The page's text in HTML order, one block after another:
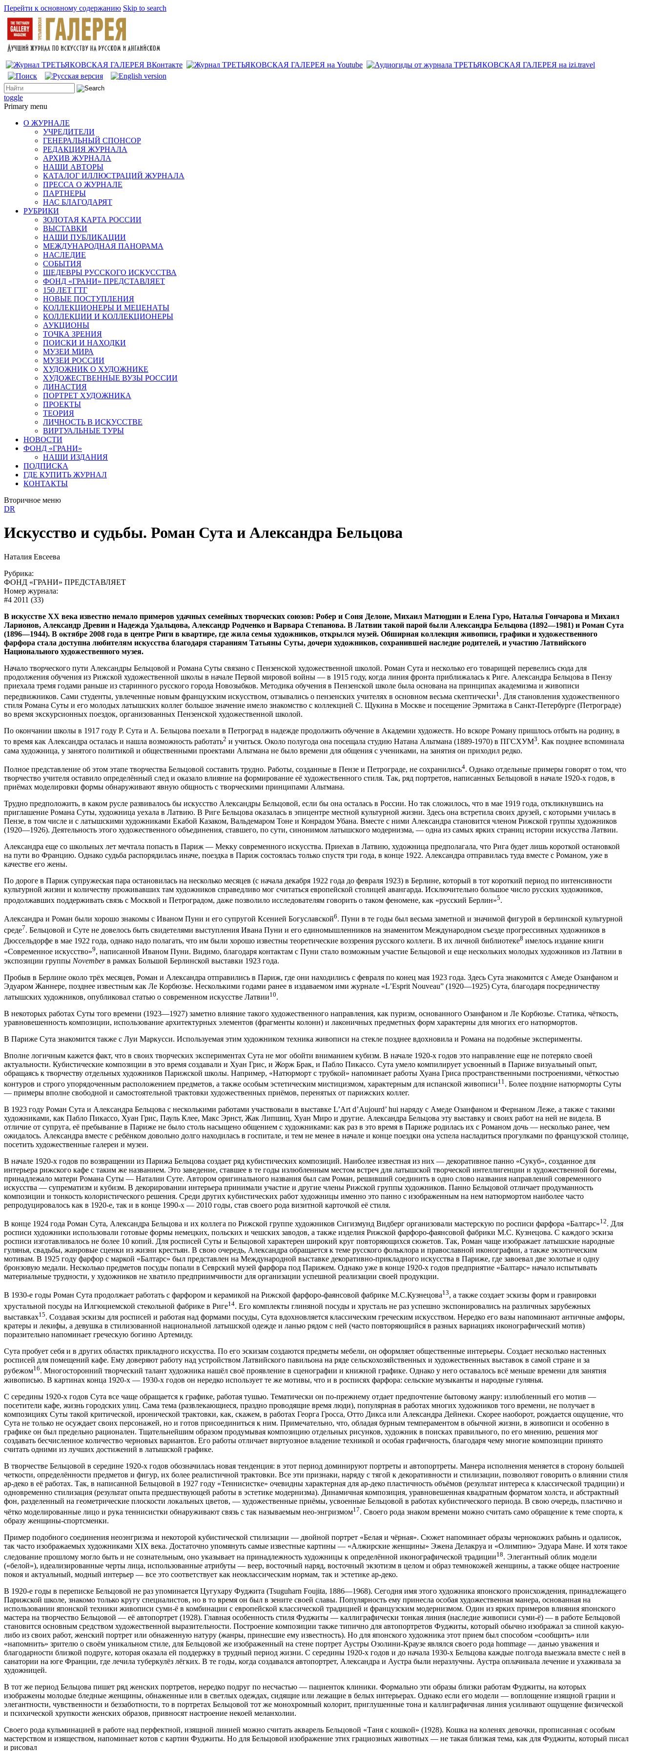
Перейти к основному содержанию Skip to search
toggle
Primary menu
О ЖУРНАЛЕ
УЧРЕДИТЕЛИ
ГЕНЕРАЛЬНЫЙ СПОНСОР
РЕДАКЦИЯ ЖУРНАЛА
АРХИВ ЖУРНАЛА
НАШИ АВТОРЫ
КАТАЛОГ ИЛЛЮСТРАЦИЙ ЖУРНАЛА
ПРЕССА О ЖУРНАЛЕ
ПАРТНЕРЫ
НАС БЛАГОДАРЯТ
РУБРИКИ
ЗОЛОТАЯ КАРТА РОССИИ
ВЫСТАВКИ
НАШИ ПУБЛИКАЦИИ
МЕЖДУНАРОДНАЯ ПАНОРАМА
НАСЛЕДИЕ
СОБЫТИЯ
ШЕДЕВРЫ РУССКОГО ИСКУССТВА
ФОНД «ГРАНИ» ПРЕДСТАВЛЯЕТ
150 ЛЕТ ГТГ
НОВЫЕ ПОСТУПЛЕНИЯ
КОЛЛЕКЦИОНЕРЫ И МЕЦЕНАТЫ
КОЛЛЕКЦИИ И КОЛЛЕКЦИОНЕРЫ
АУКЦИОНЫ
ТОЧКА ЗРЕНИЯ
ПОИСКИ И НАХОДКИ
МУЗЕИ МИРА
МУЗЕИ РОССИИ
ХУДОЖНИК О ХУДОЖНИКЕ
ХУДОЖЕСТВЕННЫЕ ВУЗЫ РОССИИ
ДИНАСТИЯ
ПОРТРЕТ ХУДОЖНИКА
ПРОЕКТЫ
ТЕОРИЯ
ЛИЧНОСТЬ В ИСКУССТВЕ
ВИРТУАЛЬНЫЕ ТУРЫ
НОВОСТИ
ФОНД «ГРАНИ»
НАШИ ИЗДАНИЯ
ПОДПИСКА
ГДЕ КУПИТЬ ЖУРНАЛ
КОНТАКТЫ
Вторичное меню
DR
Искусство и судьбы. Роман Сута и Александра Бельцова
Наталия Евсеева
Рубрика:
ФОНД «ГРАНИ» ПРЕДСТАВЛЯЕТ
Номер журнала:
#4 2011 (33)
В искусстве ХХ века известно немало примеров удачных семейных творческих союзов: Робер и Соня Делоне, Михаил Матюшин и Елена Гуро, Наталья Гончарова и Михаил
Ларионов, Александр Древин и Надежда Удальцова, Александр Родченко и Варвара Степанова. В Латвии такой парой были Александра Бельцова (1892—1981) и Роман Сута
(1896—1944). В октябре 2008 года в центре Риги в квартире, где жила семья художников, открылся музей. Обширная коллекция живописи, графики и художественного
фарфора стала доступна любителям искусства благодаря стараниям Татьяны Суты, дочери художников, сохранившей наследие родителей, и участию Латвийского
Национального художественного музея.
Начало творческого пути Александры Бельцовой и Романа Суты связано с Пензенской художественной школой. Роман Сута и несколько его товарищей перевелись сюда для
продолжения обучения из Рижской художественной школы в начале Первой мировой войны — в 1915 году, когда линия фронта приближалась к Риге. Александра Бельцова в Пензу
приехала тремя годами раньше из старинного русского города Новозыбков. Методика обучения в Пензенской школе была основана на принципах академизма и живописи
передвижников. Сами студенты, увлеченные новым французским искусством, отзывались о пензенских учителях в основном весьма скептически1 . Для становления художественного
стиля Романа Суты и его молодых латышских коллег большое значение имело знакомство с коллекцией С. Щукина в Москве и посещение Эрмитажа в Санкт-Петербурге (Петрограде)
во время экскурсионных поездок, организованных Пензенской художественной школой.
По окончании школы в 1917 году Р. Сута и А. Бельцова поехали в Петроград в надежде продолжить обучение в Академии художеств. Но вскоре Роману пришлось отбыть на родину, в
то время как Александра осталась и нашла возможность работать2 и учиться. Около полугода она посещала студию Натана Альтмана (1889-1970) в ПГСХУМ3. Как позднее вспоминала
сама художница, у занятого политикой и общественными проектами Альтмана не было времени для общения с учениками, на занятия он приходил редко.
Полное представление об этом этапе творчества Бельцовой составить трудно. Работы, созданные в Пензе и Петрограде, не сохранились4. Однако отдельные примеры говорят о том, что
творчество учителя оставило определённый след и оказало влияние на формирование её художественного стиля. Так, ряд портретов, написанных Бельцовой в начале 1920-х годов, в
приёмах моделировки формы обнаруживают явную общность с творческими принципами Альтмана.
Трудно предположить, в каком русле развивалось бы искусство Александры Бельцовой, если бы она осталась в России. Но так сложилось, что в мае 1919 года, откликнувшись на
приглашение Романа Суты, художница уехала в Латвию. В Риге Бельцова оказалась в эпицентре местной культурной жизни. Здесь она встретила своих друзей, с которыми училась в
Пензе, в том числе и с латышскими художниками Екабой Казаком, Вальдемаром Тоне и Конрадом Убана. Вместе с ними Александра становится членом Рижской группы художников
(1920—1926). Деятельность этого художественного объединения, ставшего, по сути, синонимом латышского модернизма, — одна из самых ярких страниц истории искусства Латвии.
Александра еще со школьных лет мечтала попасть в Париж — Мекку современного искусства. Приехав в Латвию, художница предполагала, что Рига будет лишь короткой остановкой
на пути во Францию. Однако судьба распорядилась иначе, поездка в Париж состоялась только спустя три года, в конце 1922. Александра отправилась туда вместе с Романом, уже в
качестве его жены.
По дороге в Париж супружеская пара остановилась на несколько месяцев (с начала декабря 1922 года до февраля 1923) в Берлине, который в тот короткий период по интенсивности
культурной жизни и количеству проживавших там художников справедливо мог считаться европейской столицей авангарда. Исключительно большое число русских художников,
продолжавших поддерживать связь с Москвой и Петроградом, даже позволило исследователям говорить о таком феномене, как «русский Берлин»5.
Александра и Роман были хорошо знакомы с Иваном Пуни и его супругой Ксенией Богуславской6. Пуни в те годы был весьма заметной и значимой фигурой в берлинской культурной
среде7. Бельцовой и Суте не довелось быть свидетелями выступления Ивана Пуни и его единомышленников на знаменитом Международном съезде прогрессивных художников в
Дюссельдорфе в мае 1922 года, однако надо полагать, что им были хорошо известны теоретические воззрения русского коллеги. В их личной библиотеке8 имелось издание книги
«Современное искусство»9, написанной Иваном Пуни. Видимо, благодаря контактам с Пуни стало возможным участие Бельцовой и еще нескольких молодых художников из Латвии в
экспозиции группы Novemberв рамках Большой Берлинской выставки 1923 года.
Пробыв в Берлине около трёх месяцев, Роман и Александра отправились в Париж, где они находились с февраля по конец мая 1923 года. Здесь Сута знакомится с Амеде Озанфаном и
Эдуаром Жаннере, позднее известным как Ле Корбюзье. Несколькими годами ранее в издаваемом ими журнале «L’Esprit Nouveau” (1920—1925) Сута, благодаря посредничеству
латышских художников, опубликовал статью о современном искусстве Латвии10.
В некоторых работах Суты того времени (1923—1927) заметно влияние такого художественного направления, как пуризм, основанного Озанфаном и Ле Корбюзье. Статика, чёткость,
уравновешенность композиции, использование архитектурных элементов (фрагменты колонн) и лаконичных предметных форм характерны для многих его натюрмортов.
В Париже Сута знакомится также с Луи Маркусси. Используемая этим художником техника живописи на стекле позднее вдохновила и Романа на подобные эксперименты.
Вполне логичным кажется факт, что в своих творческих экспериментах Сута не мог обойти вниманием кубизм. В начале 1920-х годов это направление еще не потеряло своей
актуальности. Кубистические композиции в это время создавали и Хуан Грис, и Жорж Брак, и Пабло Пикассо. Сута умело компилирует усвоенный в Париже визуальный опыт,
обращаясь к творчеству отдельных художников Парижской школы. Например, «Натюрморт с трубкой» напоминает работы Хуана Гриса пространственными построениями, чёткостью
контуров и строго упорядоченным расположением предметов, а также особым эстетическим мистицизмом, характерным для испанской живописи11 . Более поздние натюрморты Суты
— примеры вполне свободной и самостоятельной трактовки художественных приёмов, перенятых от парижских коллег.
В 1923 году Роман Сута и Александра Бельцова с несколькими работами участвовали в выставке L’Art d’Aujourd’ hui наряду с Амеде Озанфаном и Фернаном Леже, а также с такими
художниками, как Пабло Пикассо, Хуан Грис, Пауль Клее, Макс Эрнст, Жак Липшиц, Хуан Миро и другие. Александра Бельцова эту выставку и своих работ на ней не видела. В
отличие от супруга, её пребывание в Париже не было столь насыщено общением с художниками: как раз в это время в Париже родилась их с Романом дочь — несколько ранее, чем
ожидалось. Александра вместе с ребёнком довольно долго находилась в госпитале, и тем не менее в начале и конце поездки она успела насладиться прогулками по французской столице,
посетить художественные галереи и музеи.
В начале 1920-х годов по возвращении из Парижа Бельцова создает ряд кубистических композиций. Наиболее известная из них — декоративное панно «Сукуб», созданное для
интерьера рижского кафе с таким же названием. Это заведение, ставшее в те годы излюбленным местом встреч для латышской творческой интеллигенции и художественной богемы,
принадлежало матери Романа Суты — Наталии Суте. Автором оригинального названия был сам Роман, решивший соединить в одно слово названия направлений современного
искусства — супрематизм и кубизм. В декорировании интерьера принимали участие и другие члены Рижской группы художников. Панно Бельцовой отличает продуманность
композиции и тонкость колористического решения. Среди других кубистических работ художницы именно это панно с изображенным на нем натюрмортом наиболее часто
репродуцировалось как в 1920-е, так и в конце 1990-х — 2010 годы, став своего рода визитной карточкой её стиля.
В конце 1924 года Роман Сута, Александра Бельцова и их коллега по Рижской группе художников Сигизмунд Видберг организовали мастерскую по росписи фарфора «Балтарс»12. Для
росписи художники использовали готовые формы немецких, польских и чешских заводов, а также изделия Рижской фарфоро-фаянсовой фабрики М.С. Кузнецова. С каждого эскиза
росписи изготавливалось не более 10 копий. Для росписей Суты и Бельцовой характерен широкий круг повторяющихся сюжетов. Так, Роман чаще изображает латышские народные
гулянья, свадьбы, жанровые сценки из жизни крестьян. В свою очередь, Александра обращается к теме русского фольклора и православной иконографии, а также экзотическим
мотивам. В 1925 году фарфор с маркой «Балтарс» был представлен на Международной выставке декоративно-прикладного искусства в Париже, где завоевал две золотые и одну
бронзовую медали. Несколько предметов посуды попали в Севрский музей фарфора под Парижем. Однако уже в конце 1920-х годов предприятие «Балтарс» начало испытывать
материальные трудности, у художников не хватило предприимчивости для организации успешной реализации своей продукции.
В 1930-е годы Роман Сута продолжает работать с фарфором и керамикой на Рижской фарфоро-фаянсовой фабрике М.С.Кузнецова13, а также создает эскизы форм и гравировки
хрустальной посуды на Илгюциемской стекольной фабрике в Риге14. Его комплекты глиняной посуды и хрусталь не раз успешно экспонировались на различных зарубежных
выставках15. Создавая эскизы для росписей и работая над формами посуды, Сута вдохновляется классическим греческим искусством. Нередко его вазы напоминают античные амфоры,
кратеры и лекифы, а девушка в стилизованной национальной латышской одежде и ланью рядом с ней (часто повторяющийся в разных вариациях иконографический мотив)
поразительно напоминает греческую богиню Артемиду.
Сута пробует себя и в других областях прикладного искусства. По его эскизам создаются предметы мебели, он оформляет общественные интерьеры. Создает несколько настенных
росписей для помещений кафе. Ему доверяют работу над устройством Латвийского павильона на ряде сельскохозяйственных и художественных выставок в самой стране и за
рубежом16. Многосторонний творческий талант художника нашёл своё проявление в сценографии и книжной графике. Однако у него оставалось всё меньше времени для занятия
живописью. В картинах конца 1920-х — 1930-х годов он нередко использует те же мотивы, что и в росписях фарфора: сельские музыканты и народные гулянья.
С середины 1920-х годов Сута все чаще обращается к графике, работая тушью. Тематически он по-прежнему отдает предпочтение бытовому жанру: излюбленный его мотив —
посетители кафе, жизнь городских улиц. Сама тема (развлекающиеся, праздно проводящие время люди), популярная в работах многих художников того времени, не получает в
композициях Суты такой критической, иронической трактовки, как, скажем, в работах Георга Гросса, Отто Дикса или Александра Дейнеки. Скорее наоборот, рождается ощущение, что
Сута не только не осуждает своих персонажей, но и готов присоединиться к ним. Примечательно, что, обладая бурным темпераментом в обычной жизни, в живописи и особенно в
графике он был предельно рационален. Тщательнейшим образом продумывая композицию отдельных рисунков, художник в поисках правильного, по его мнению, решения мог
создавать бесчисленное количество черновых вариантов. Его работы отличает виртуозное владение техникой и особая графичность, благодаря чему многие композиции принято
считать одними из лучших достижений в латышской графике.
В творчестве Бельцовой в середине 1920-х годов обозначилась новая тенденция: в этот период доминируют портреты и автопортреты. Манера исполнения меняется в сторону большей
четкости, определённости предметов и фигур, их более реалистичной трактовки. Все эти признаки, наряду с тягой к декоративности и стилизации, позволяют говорить о влиянии стиля
ар-деко в её работах. Так, в написанной Бельцовой в 1927 году «Теннисистке» очевидны характерная для ар-деко пластичность объёмов (результат интереса к классической традиции) и
одновременно стилизация (результат опыта предшествующей работы в эстетике модернизма). Динамичная композиция, уравновешенная квадратным форматом холста, и абстрактный
фон, разделенный на геометрические плоскости локальных цветов, — художественные приёмы, усвоенные Бельцовой в работах кубистического периода. В свою очередь, пластично и
чётко моделированные лицо и рука теннисистки обнаруживают связь с так называемым нео-энгризмом17. Своего рода знаком времени можно считать само обращение к теме спорта, к
образу женщины-спортсменки.
Пример подобного соединения неоэнгризма и некоторой кубистической стилизации — двойной портрет «Белая и чёрная». Сюжет напоминает образы чернокожих рабынь и одалисок,
так часто изображаемых художниками XIX века. Достаточно упомянуть самые известные картины — «Алжирские женщины» Эжена Делакруа и «Олимпию» Эдуара Мане. И хотя такое
следование прошлому могло быть и не сознательным, оно указывает на принадлежность художницы к определённой иконографической традиции18. Элегантный облик модели
(«белой»), идеализированные черты лица, использованные атрибуты — веер, восточный наряд, восточный экзотизм в целом и образ темнокожей женщины, а также общее настроение
покоя и актуальный, модный интерьер — все это соответствует как неоклассическим нормам, так и эстетике ар-деко.
В 1920-е годы в переписке Бельцовой не раз упоминается Цугухару Фуджита (Tsuguharn Foujita, 1886—1968). Сегодня имя этого художника японского происхождения, принадлежащего
Парижской школе, знакомо только кругу специалистов, но в то время он был в зените своей славы. Популярность ему принесла особая художественная манера, основанная на
использовании японской техники живописи суми-ё в комбинации с европейской классической традицией и французским модернизмом. Один из ярких примеров влияния японского
мастера на творчество Бельцовой — её автопортрет (1928). Главная особенность стиля Фуджиты — каллиграфически тонкая линия (наследие живописи суми-ё) — в работе Бельцовой
становится основным средством художественной выразительности. Построение композиции также типично для автопортретов Фуджиты, который обычно изображал за спиной какую-
либо из своих работ, женский портрет или обнаженную натуру (жанры, принесшие ему известность). Но для японского художника этот прием был способом «сообщить» или
«напомнить» зрителю о своём уникальном стиле, для Бельцовой же изображенный на стене портрет Аустры Озолини-Краузе являлся своего рода hommage — данью уважения и
благодарности близкой подруге, которая оказала ей поддержку в трудный период жизни. С середины 1920-х годов и до начала 1930-х Бельцова каждые полгода выезжала вместе с ней в
санатории на юге Франции, где лечила туберкулёз лёгких. В те годы, когда создавался автопортрет, Александра и Аустра были неразлучны. Аустра оплачивала лечение и ухаживала за
художницей.
В тот же период Бельцова пишет ряд женских портретов, нередко подруг по несчастью — пациенток клиники. Формально эти образы близки работам Фуджиты, на которых
изображены молодые бледные женщины, обнаженные или в светлых одеждах, сидящие или лежащие в белых интерьерах. Однако если его модели — воплощение изящной грации и
элегантности, чувственности и беззаботности, то в портретах Бельцовой тот же монохромный колорит, приглушенные тона и каллиграфичная линия усиливают ощущение физической
и психической хрупкости женских образов, привносят настроение некоей меланхолии.
Своего рода кульминацией в работе над перфектной, изящной линией можно считать акварель Бельцовой «Таня с кошкой» (1928). Кошка на коленях девочки, прописанная с особым
мастерством и изяществом, напоминает котов с картин Фуджиты. Но для Бельцовой изображение этих грациозных животных — не такая близкая тема, как для Фуджиты, который писал
и рисовал